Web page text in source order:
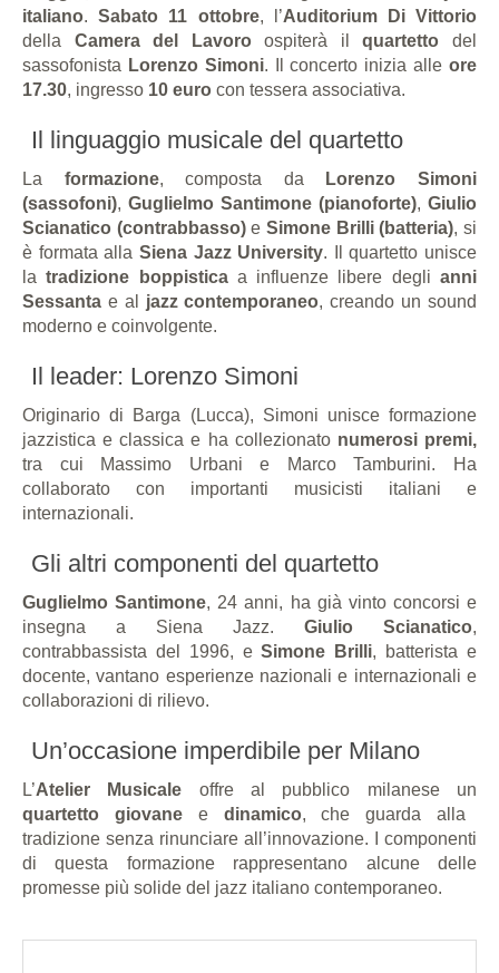
italiano.Sabato 11 ottobre, l’Auditorium Di Vittorio
della Camera del Lavoroospiterà ilquartettodel
sassofonista Lorenzo Simoni. Il concerto inizia alleore
17.30, ingresso 10 euro con tessera associativa.
Il linguaggio musicale del quartetto
La formazione, composta da Lorenzo Simoni
(sassofoni), Guglielmo Santimone (pianoforte), Giulio
Scianatico (contrabbasso)e Simone Brilli (batteria), si
è formata alla Siena Jazz University. Il quartetto unisce
latradizione boppistica a influenze libere degli anni
Sessanta e al jazz contemporaneo, creando un sound
moderno e coinvolgente.
Il leader: Lorenzo Simoni
Originario di Barga (Lucca), Simoni unisce formazione
jazzistica e classica e ha collezionato numerosi premi,
tra cui Massimo Urbani e Marco Tamburini. Ha
collaborato con importanti musicisti italiani e
internazionali.
Gli altri componenti del quartetto
Guglielmo Santimone, 24 anni, ha già vinto concorsi e
insegna a Siena Jazz. Giulio Scianatico,
contrabbassista del 1996, eSimone Brilli, batterista e
docente, vantano esperienze nazionali e internazionali e
collaborazioni di rilievo.
Un’occasione imperdibile per Milano
L’Atelier Musicale offre al pubblico milanese un
quartetto giovanee dinamico, che guarda alla
tradizione senza rinunciare all’innovazione. I componenti
di questa formazione rappresentano alcune delle
promesse più solide del jazz italiano contemporaneo.